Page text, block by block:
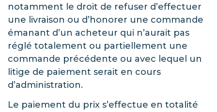
notamment le droit de refuser d’effectuer
une livraison ou d’honorer une commande
émanant d’un acheteur qui n’aurait pas
réglé totalement ou partiellement une
commande précédente ou avec lequel un
litige de paiement serait en cours
d’administration.
Le paiement du prix s’effectue en totalité